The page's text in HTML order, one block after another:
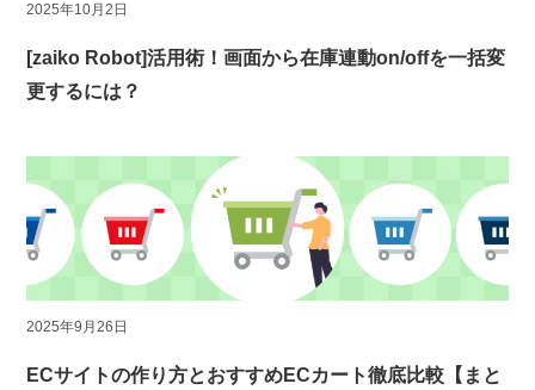
2025年10月2日
[zaiko Robot]活用術！画面から在庫連動on/offを一括変
更するには？
2025年9月26日
ECサイトの作り方とおすすめECカート徹底比較【まと